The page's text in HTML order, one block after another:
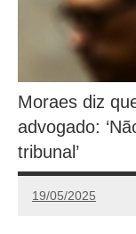
Moraes diz
advogado:
tribunal’
19/05/2025
Calango